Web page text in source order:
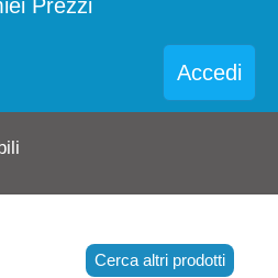
Prezzi
Accedi
Cerca altri prodotti